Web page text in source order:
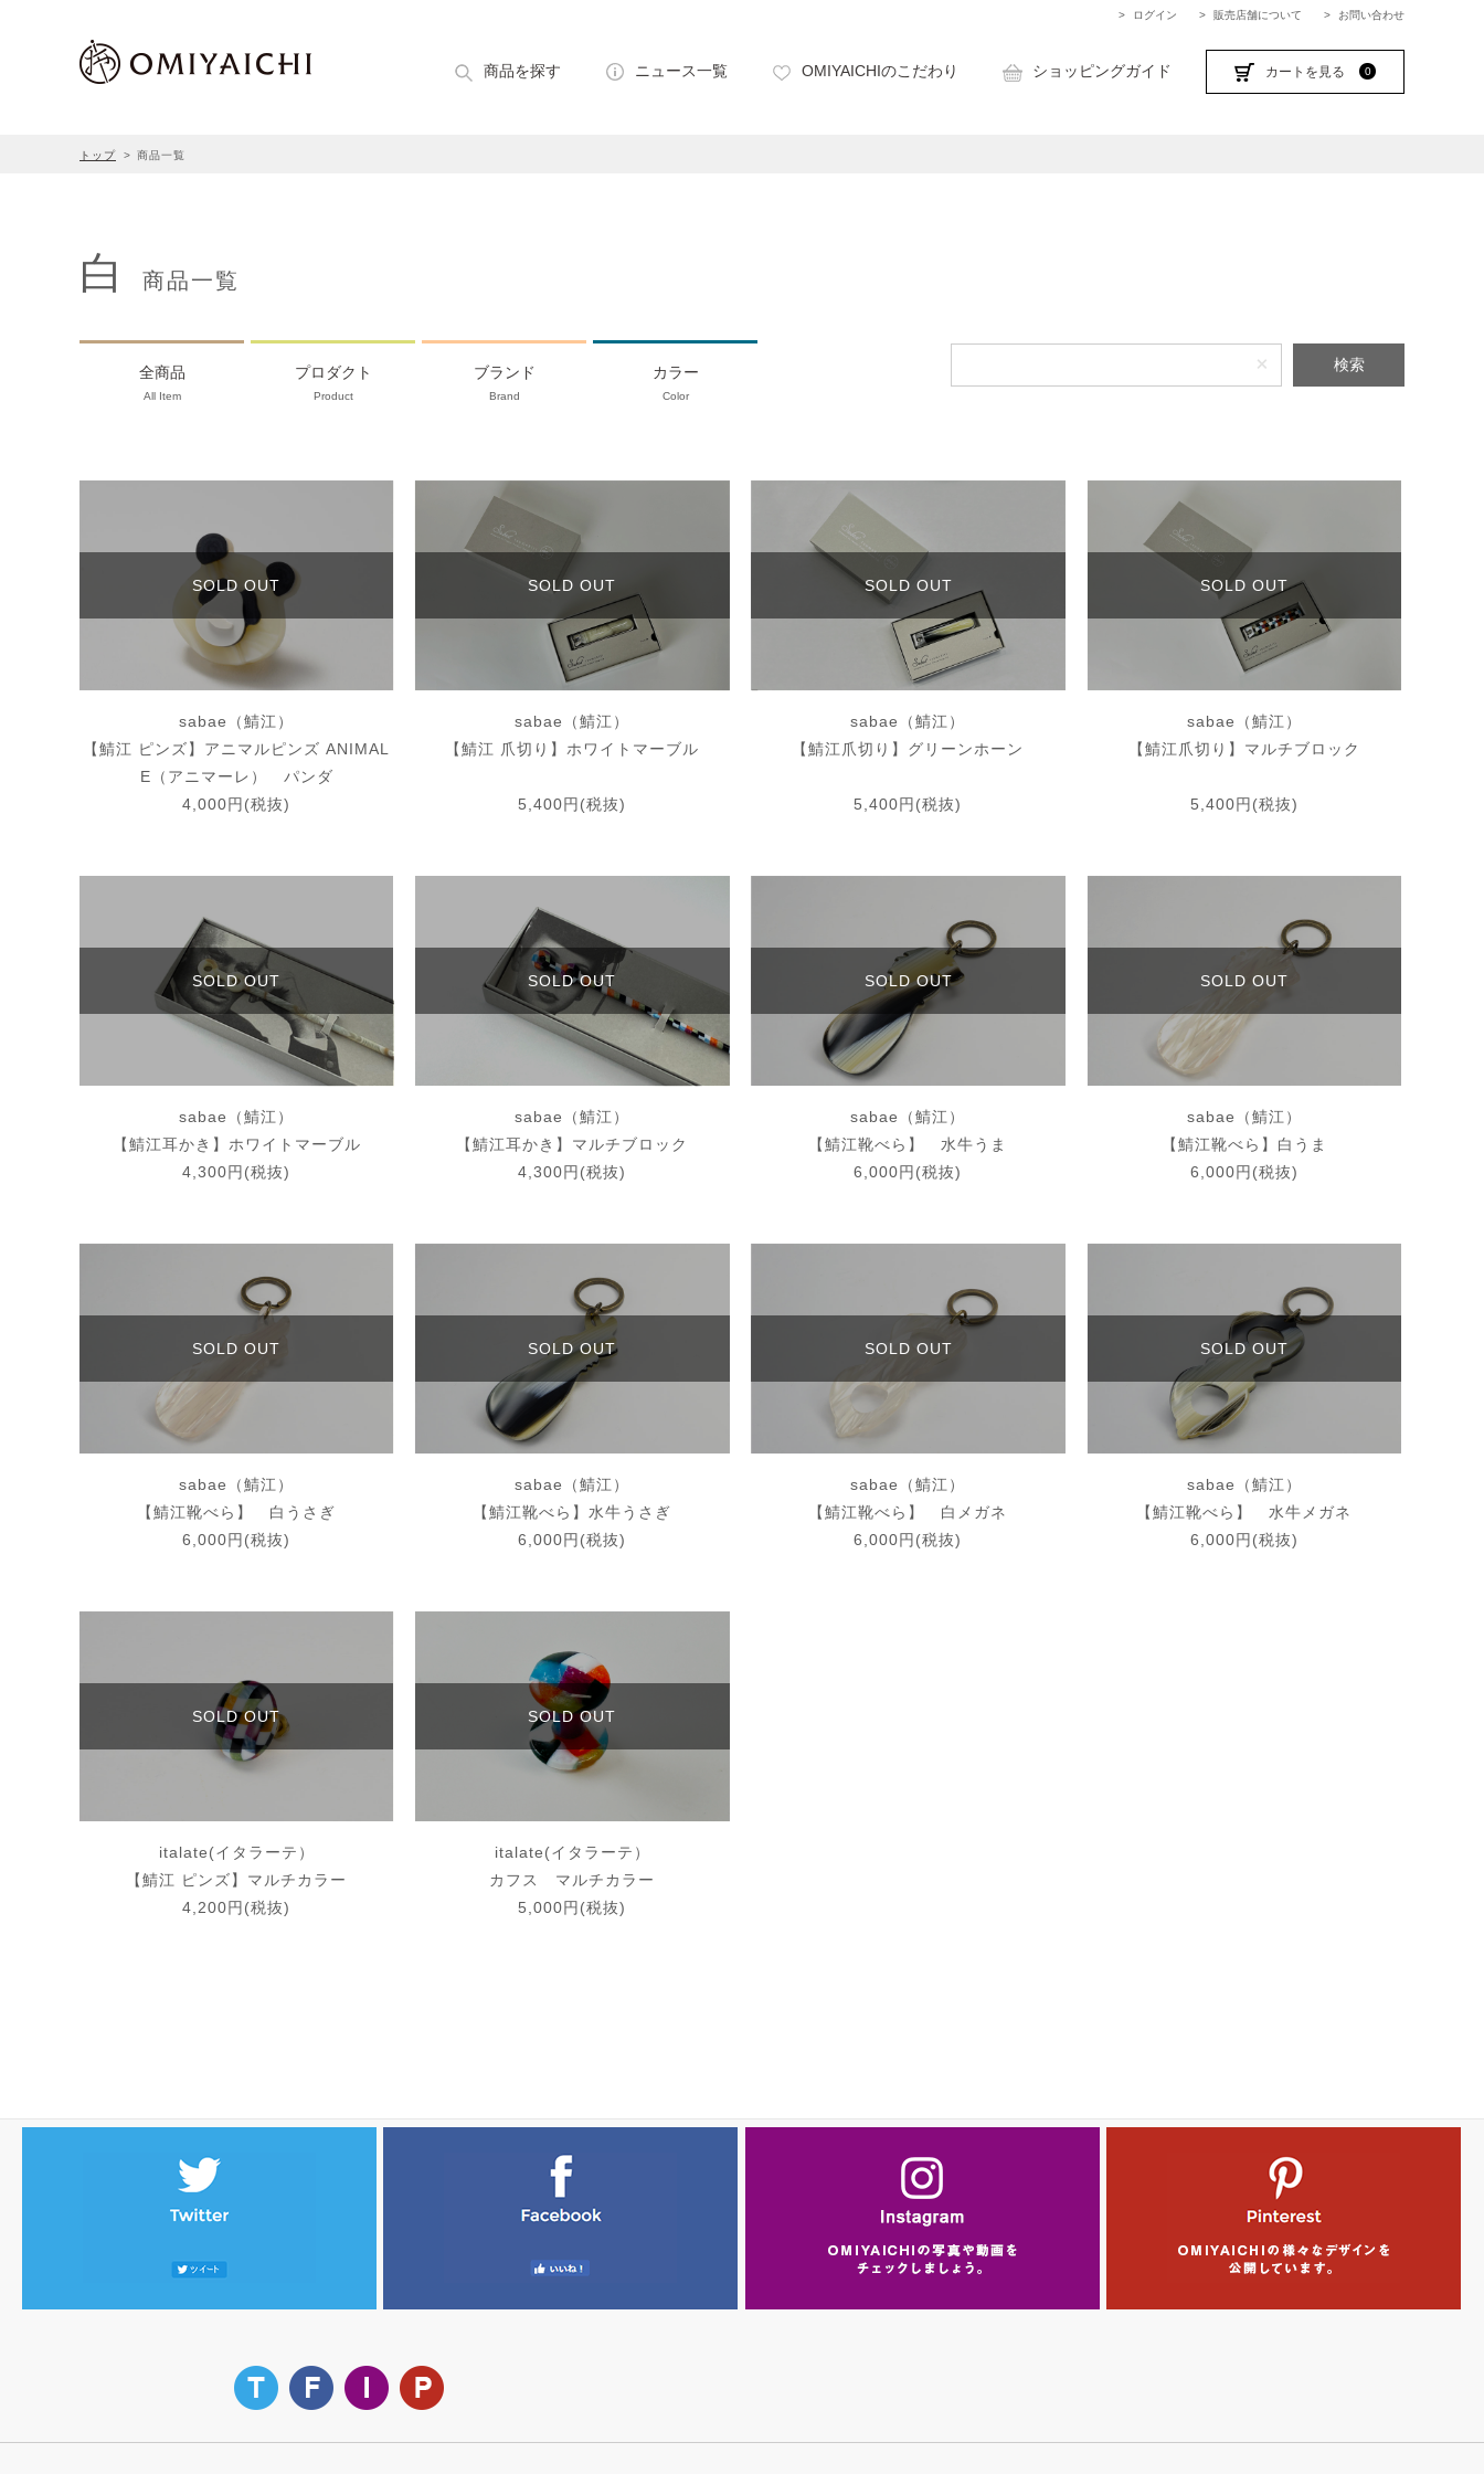
ログイン 販売店舗について お問い合わせ
商品を探す ニュース一覧 OMIYAICHIのこだわり ショッピングガイド カートを見る 0
トップ 商品一覧
白 商品一覧
検索
全商品
All Item
プロダクト
Product
ブランド
Brand
カラー
Color
SOLD OUT
sabae（鯖江）
【鯖江 ピンズ】アニマルピンズ ANIMAL
E（アニマーレ） パンダ
4,000円(税抜)
SOLD OUT
sabae（鯖江）
【鯖江 爪切り】ホワイトマーブル
5,400円(税抜)
SOLD OUT
sabae（鯖江）
【鯖江爪切り】グリーンホーン
5,400円(税抜)
SOLD OUT
sabae（鯖江）
【鯖江爪切り】マルチブロック
5,400円(税抜)
SOLD OUT
sabae（鯖江）
【鯖江耳かき】ホワイトマーブル
4,300円(税抜)
SOLD OUT
sabae（鯖江）
【鯖江耳かき】マルチブロック
4,300円(税抜)
SOLD OUT
sabae（鯖江）
【鯖江靴べら】 水牛うま
6,000円(税抜)
SOLD OUT
sabae（鯖江）
【鯖江靴べら】白うま
6,000円(税抜)
SOLD OUT
sabae（鯖江）
【鯖江靴べら】 白うさぎ
6,000円(税抜)
SOLD OUT
sabae（鯖江）
【鯖江靴べら】水牛うさぎ
6,000円(税抜)
SOLD OUT
sabae（鯖江）
【鯖江靴べら】 白メガネ
6,000円(税抜)
SOLD OUT
sabae（鯖江）
【鯖江靴べら】 水牛メガネ
6,000円(税抜)
SOLD OUT
italate(イタラーテ）
【鯖江 ピンズ】マルチカラー
4,200円(税抜)
SOLD OUT
italate(イタラーテ）
カフス マルチカラー
5,000円(税抜)